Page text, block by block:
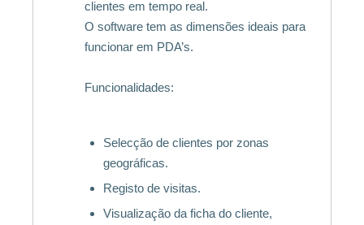
clientes em tempo real.
O software tem as dimensões ideais para
funcionar em PDA’s.
Funcionalidades:
Selecção de clientes por zonas
geográficas.
Registo de visitas.
Visualização da ficha do cliente,